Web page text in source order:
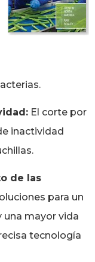
El corte por
inactividad
de las
para un
mayor vida
tecnología